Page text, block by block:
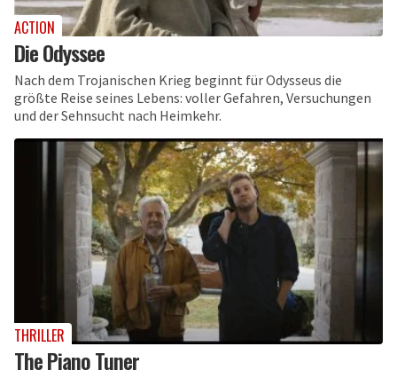
ACTION
Die Odyssee
Nach dem Trojanischen Krieg beginnt für Odysseus die
größte Reise seines Lebens: voller Gefahren, Versuchungen
und der Sehnsucht nach Heimkehr.
THRILLER
The Piano Tuner